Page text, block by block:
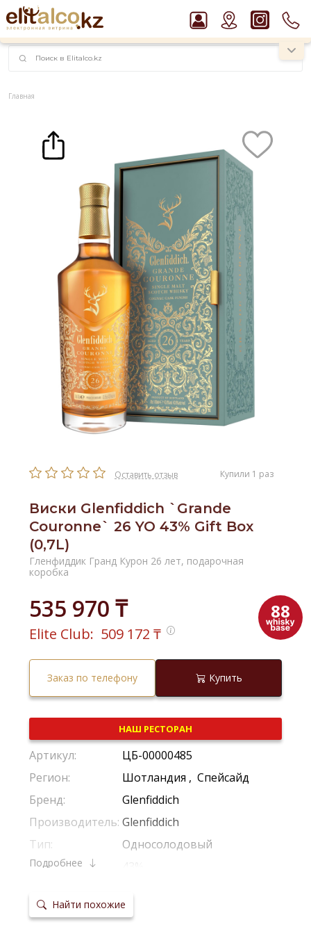
наименований!
instagram.com/rojo.kz
Рекомендуем
Водка Smirnoff Red Vodka 37,5%
Пиво Guinness Draught 4,2% Can
Ром Captain Morgan White 37,5%
Джин Gordon`s London Dry Gin 37,5%
Главная
Оставить отзыв Купили 1 раз
Виски Glenfiddich `Grande
Couronne` 26 YO 43% Gift Box
(0,7L)
Гленфиддик Гранд Курон 26 лет, подарочная
коробка
535 970 ₸ 88
Elite Club: 509 172 ₸
Заказ по телефону Купить
НАШ РЕСТОРАН
Артикул:
ЦБ-00000485
Регион:
Шотландия , Спейсайд
Бренд:
Glenfiddich
Производитель: Glenfiddich
Тип:
Односолодовый
Крепость:
Выдержка:
26 Лет
Подробнее
Найти похожие